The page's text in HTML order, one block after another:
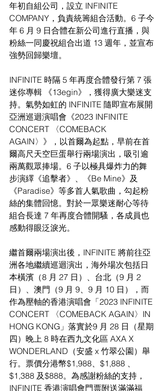
年初自組公司，設立 INFINITE
COMPANY，負責統籌組合活動。6 子今
年 6 月 9 日合體在新公司進行直播，與
粉絲一同慶祝組合出道 13 週年，並宣布
強勢回歸樂壇。
INFINITE 時隔 5 年再度合體發行第 7 張
迷你專輯 《13egin》，獲得廣大樂迷支
持。氣勢如虹的 INFINITE 隨即宣布展開
亞洲巡迴演唱會《2023 INFINITE
CONCERT 〈COMEBACK
AGAIN〉》，以首爾為起點，早前在首
爾高尺天空巨蛋舉行兩場演出，吸引逾
兩萬觀眾捧場。6 子以極具爆炸力的舞
步演繹《追擊者》、《Be Mine》及
《Paradise》等多首人氣歌曲，勾起粉
絲的集體回憶。對於一眾樂迷耐心等待
組合長達 7 年再度合體開騷，各成員也
感動得眼泛淚光。
繼首爾兩場演出後，INFINITE 將前往亞
洲各地繼續巡迴演出，海外場次包括日
本橫濱（8 月 27 日）、台北（9 月 2
日）、澳門（9 月 9、9 月 10 日），而
作為壓軸的香港演唱會「2023 INFINITE
CONCERT 〈COMEBACK AGAIN〉IN
HONG KONG」落實於9 月 28 日（星期
四）晚上 8 時在西九文化區 AXA X
WONDERLAND（安盛 x 竹翠公園）舉
行。票價分港幣$1,988、$1,888 、
$1,388 及$888。為感謝粉絲的支持，
INFINITE 香港演唱會門票附送滿滿福